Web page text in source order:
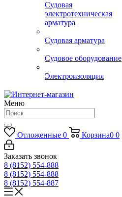
Судовая
электротехническая
арматура
Судовая арматура
Судовое оборудование
Электроизоляция
Меню
Отложенные 0 Корзина0 0
Заказать звонок
8 (8152) 554-888
8 (8152) 554-888
8 (8152) 554-887